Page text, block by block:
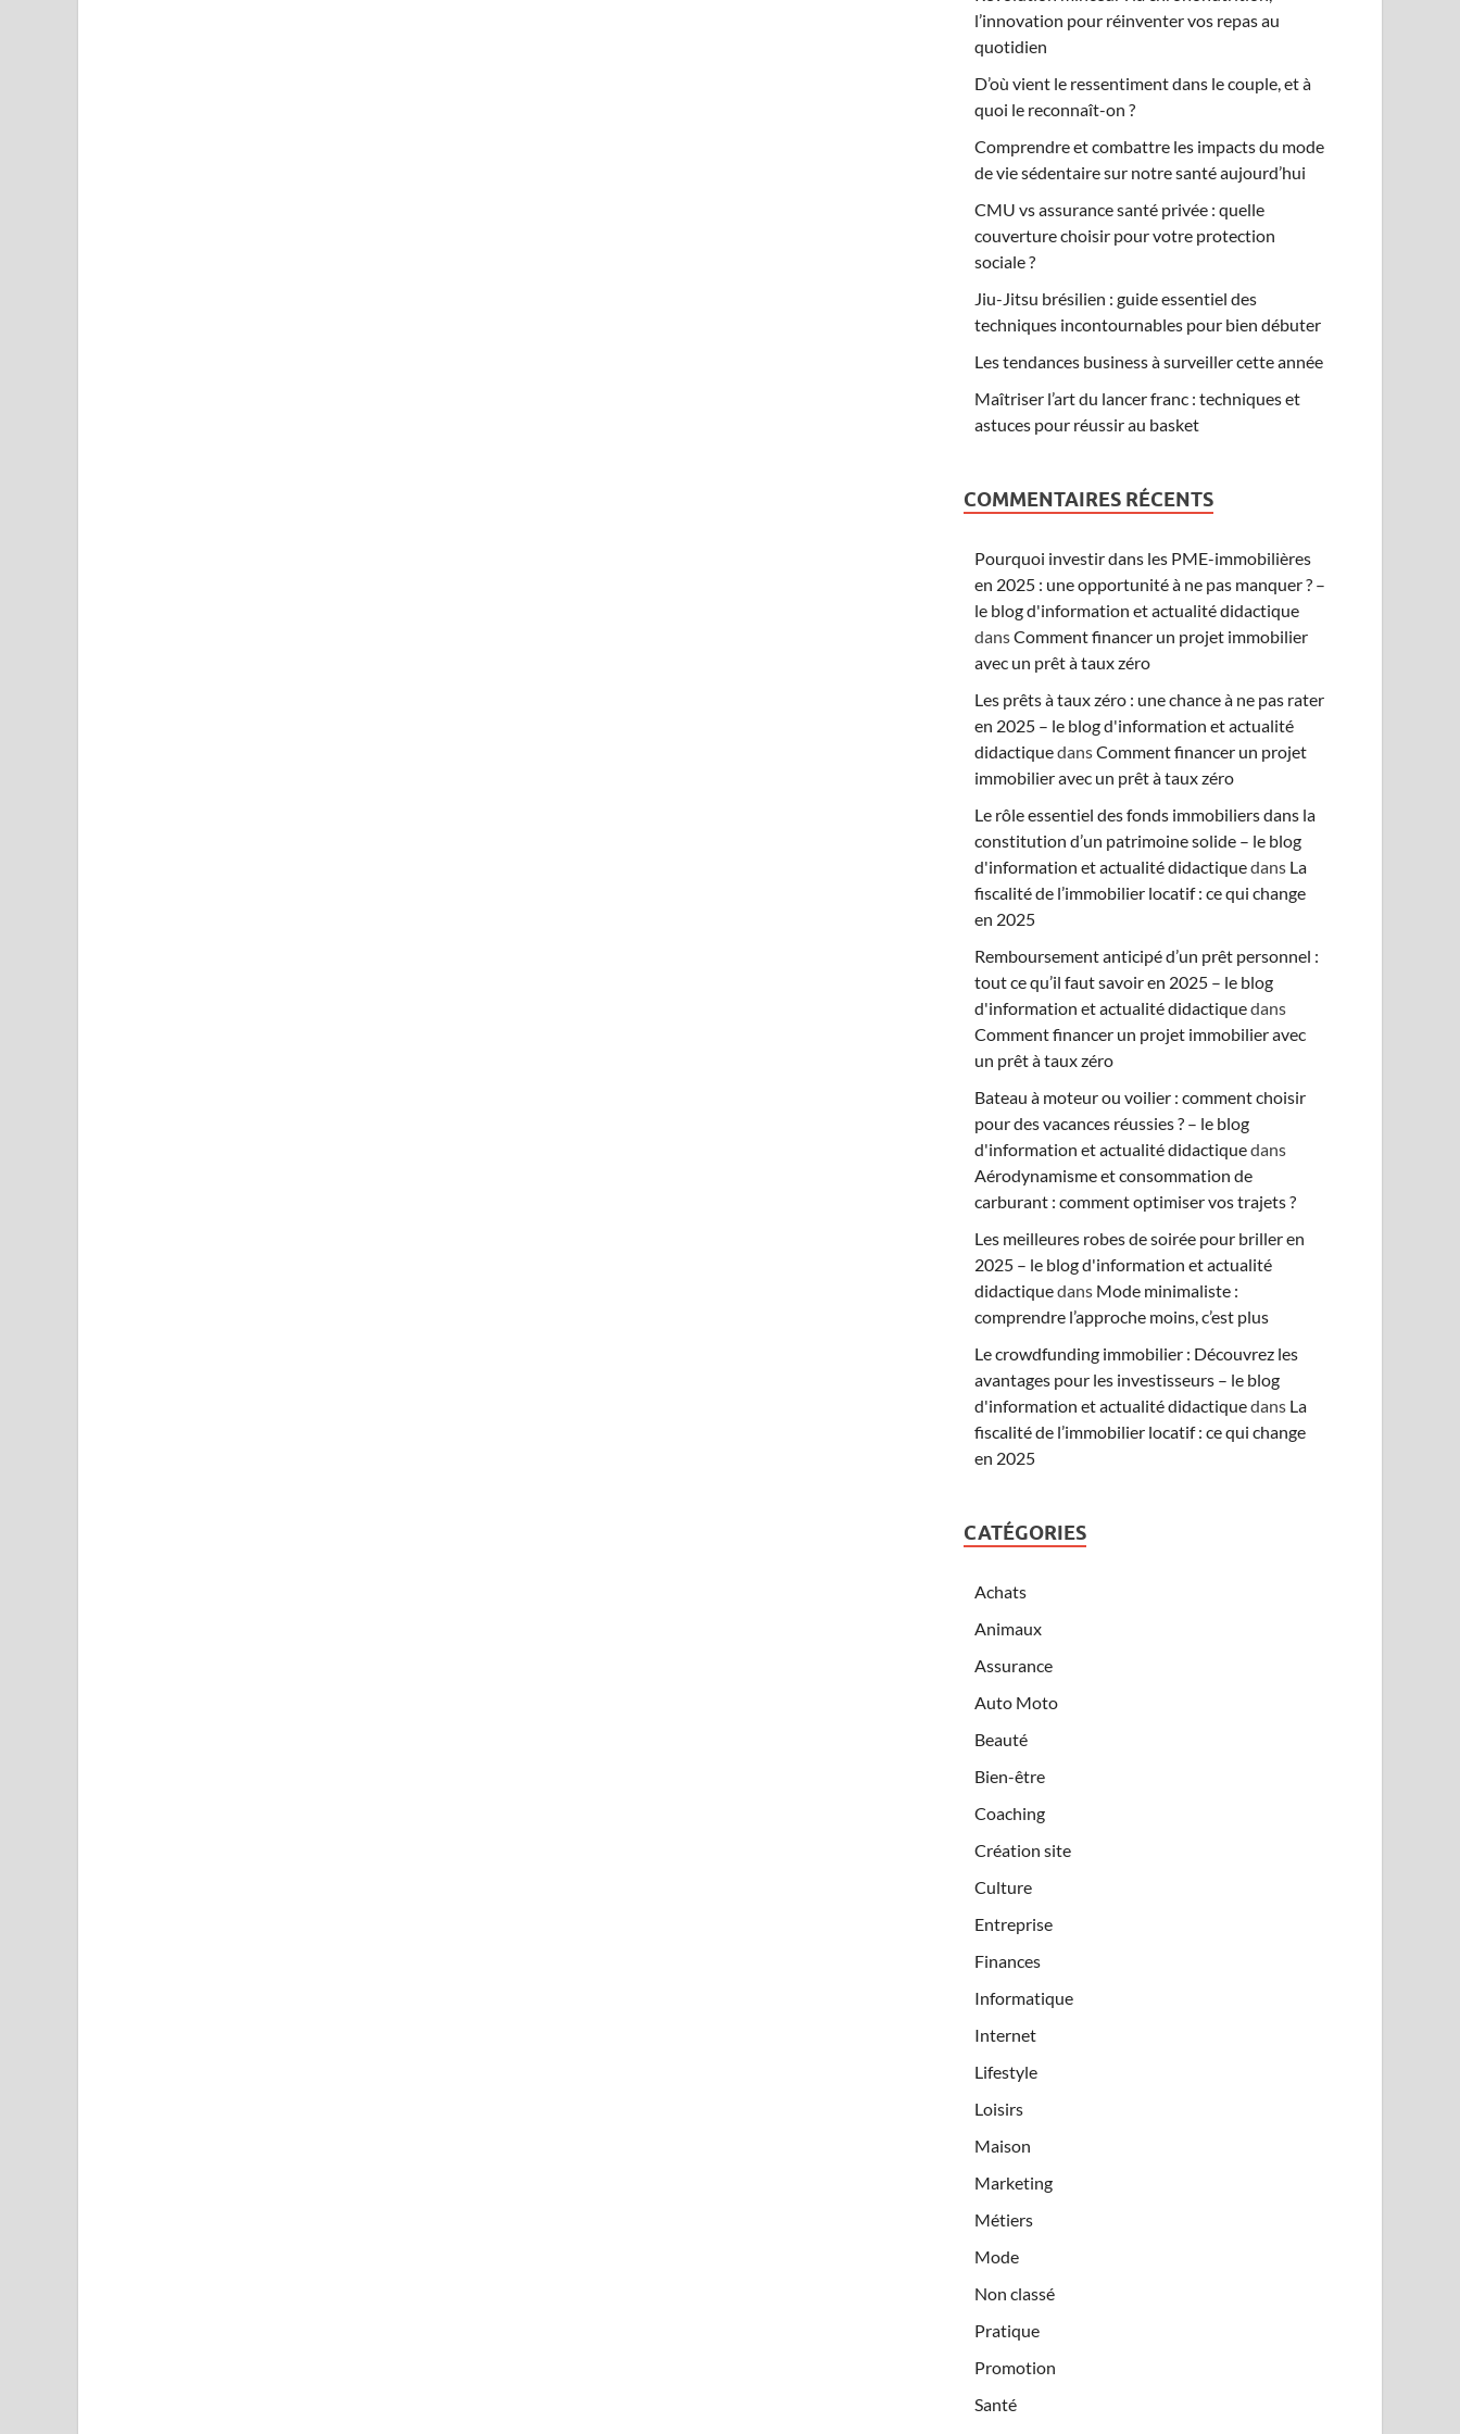
l’innovation pour réinventer vos repas au
quotidien
D’où vient le ressentiment dans le couple, et à
quoi le reconnaît-on ?
Comprendre et combattre les impacts du mode
de vie sédentaire sur notre santé aujourd’hui
CMU vs assurance santé privée : quelle
couverture choisir pour votre protection
sociale ?
Jiu-Jitsu brésilien : guide essentiel des
techniques incontournables pour bien débuter
Les tendances business à surveiller cette année
Maîtriser l’art du lancer franc : techniques et
astuces pour réussir au basket
COMMENTAIRES RÉCENTS
Pourquoi investir dans les PME-immobilières
en 2025 : une opportunité à ne pas manquer ? –
le blog d'information et actualité didactique
dansComment financer un projet immobilier
avec un prêt à taux zéro
Les prêts à taux zéro : une chance à ne pas rater
en 2025 – le blog d'information et actualité
didactiquedansComment financer un projet
immobilier avec un prêt à taux zéro
Le rôle essentiel des fonds immobiliers dans la
constitution d’un patrimoine solide – le blog
d'information et actualité didactiquedans La
fiscalité de l’immobilier locatif : ce qui change
en 2025
Remboursement anticipé d’un prêt personnel :
tout ce qu’il faut savoir en 2025 – le blog
d'information et actualité didactiquedans
Comment financer un projet immobilier avec
un prêt à taux zéro
Bateau à moteur ou voilier : comment choisir
pour des vacances réussies ? – le blog
d'information et actualité didactiquedans
Aérodynamisme et consommation de
carburant : comment optimiser vos trajets ?
Les meilleures robes de soirée pour briller en
2025 – le blog d'information et actualité
didactiquedans Mode minimaliste :
comprendre l’approche moins, c’est plus
Le crowdfunding immobilier : Découvrez les
avantages pour les investisseurs – le blog
d'information et actualité didactiquedans La
fiscalité de l’immobilier locatif : ce qui change
en 2025
CATÉGORIES
Achats
Animaux
Assurance
Auto Moto
Beauté
Bien-être
Coaching
Création site
Culture
Entreprise
Finances
Informatique
Internet
Lifestyle
Loisirs
Maison
Marketing
Métiers
Mode
Non classé
Pratique
Promotion
Santé